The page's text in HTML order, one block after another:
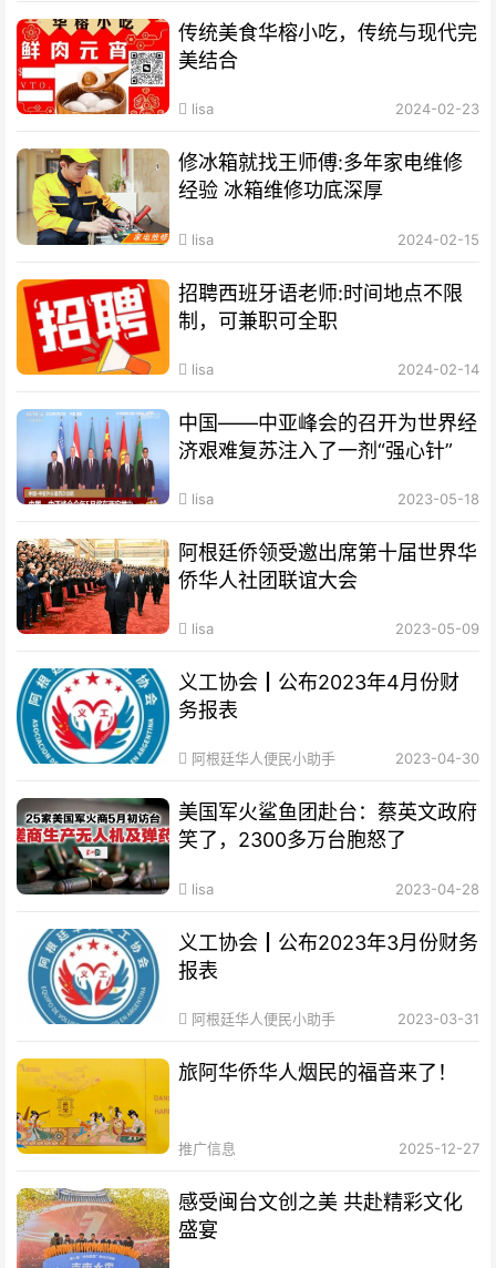
传统美食华榕小吃，传统与现代完
美结合
lisa 2024-02-23
修冰箱就找王师傅:多年家电维修
经验 冰箱维修功底深厚
lisa 2024-02-15
招聘西班牙语老师:时间地点不限
制，可兼职可全职
lisa 2024-02-14
中国——中亚峰会的召开为世界经
济艰难复苏注入了一剂“强心针”
lisa 2023-05-18
阿根廷侨领受邀出席第十届世界华
侨华人社团联谊大会
lisa 2023-05-09
义工协会┃公布2023年4月份财
务报表
阿根廷华人便民小助手 2023-04-30
美国军火鲨鱼团赴台：蔡英文政府
笑了，2300多万台胞怒了
lisa 2023-04-28
义工协会┃公布2023年3月份财务
报表
阿根廷华人便民小助手 2023-03-31
旅阿华侨华人烟民的福音来了！
推广信息 2025-12-27
感受闽台文创之美 共赴精彩文化
盛宴